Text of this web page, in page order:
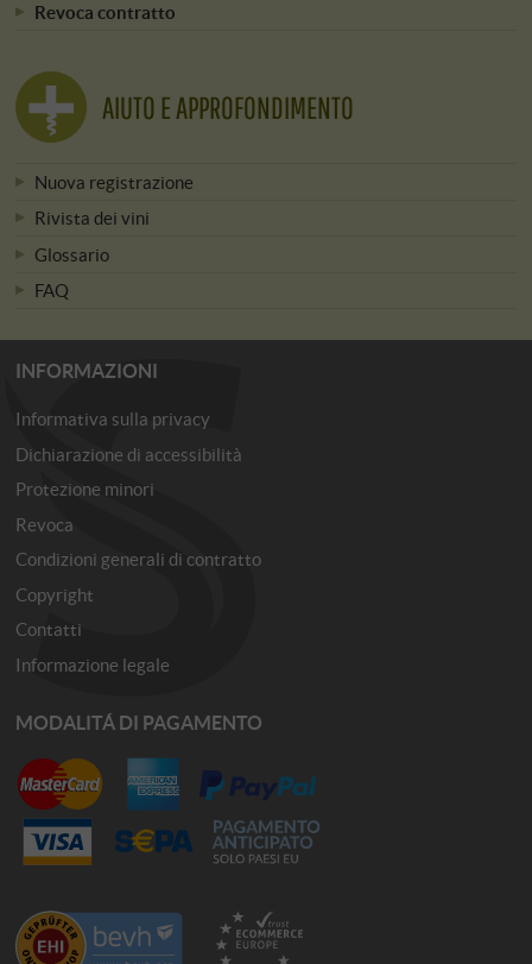
Revoca contratto
AIUTO E APPROFONDIMENTO
Nuova registrazione
Rivista dei vini
Glossario
FAQ
INFORMAZIONI
Informativa sulla privacy
Dichiarazione di accessibilità
Protezione minori
Revoca
Condizioni generali di contratto
Copyright
Contatti
Informazione legale
MODALITÁ DI PAGAMENTO